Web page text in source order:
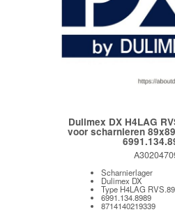
Dulimex DX H4LAG
voor scharnieren
Scharnierlager
Dulimex DX
Type H4LAG RVS.89
6991.134.8989
8714140219339